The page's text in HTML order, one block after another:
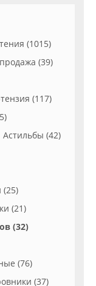
(1015)
(39)
(117)
Астильбы (42)
(21)
(32)
(76)
(37)